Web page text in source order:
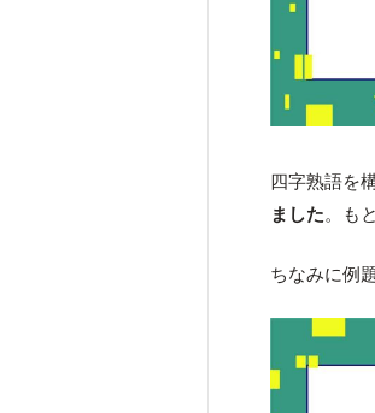
四字熟語を
ました。も
ちなみに例